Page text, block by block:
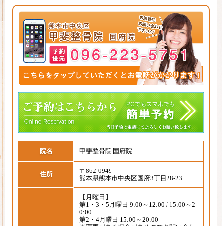
院名 甲斐整骨院 国府院
住所
〒862-0949
熊本県熊本市中央区国府3丁目28-23
【月曜日】
第1・3・5月曜日 9:00～12:00 / 15:00～2
0:00
第2・4月曜日 15:00～20:00